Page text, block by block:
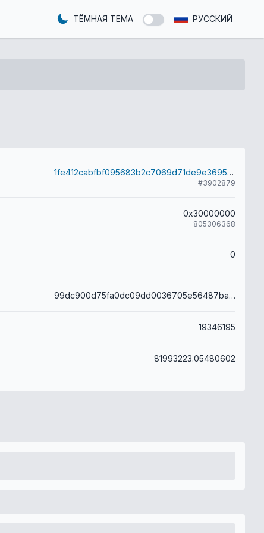
ТЁМНАЯ ТЕМА РУССКИЙ
1fe412cabfbf095683b2c7069d71de9e369589e1e2714d6ee509c8605664f574
#3902879
0x30000000
805306368
0
99dc900d75fa0dc09dd0036705e56487baedbc3c155a99210726058b90c34157
19346195
81993223.05480602